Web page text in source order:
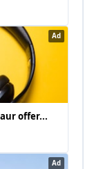
Ad
offer...
Ad